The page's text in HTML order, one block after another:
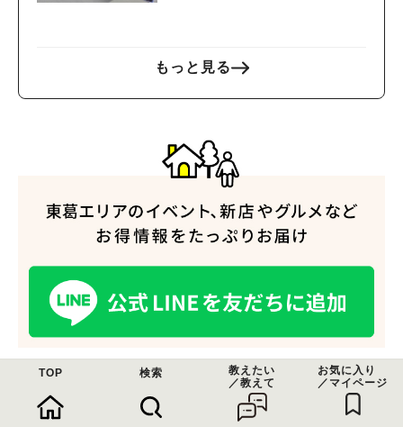
もっと見る
関連記事
TOP 検索
教えたい
／教えて
お気に入り
／マイページ